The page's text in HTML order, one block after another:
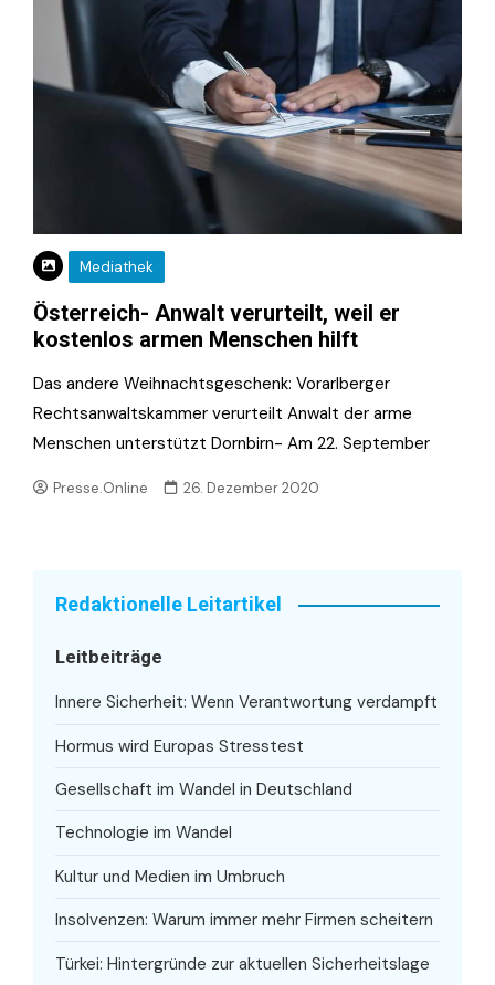
Mediathek
Österreich- Anwalt verurteilt, weil er
kostenlos armen Menschen hilft
Das andere Weihnachtsgeschenk: Vorarlberger
Rechtsanwaltskammer verurteilt Anwalt der arme
Menschen unterstützt Dornbirn- Am 22. September
Presse.Online 26. Dezember 2020
Redaktionelle Leitartikel
Leitbeiträge
Innere Sicherheit: Wenn Verantwortung verdampft
Hormus wird Europas Stresstest
Gesellschaft im Wandel in Deutschland
Technologie im Wandel
Kultur und Medien im Umbruch
Insolvenzen: Warum immer mehr Firmen scheitern
Türkei: Hintergründe zur aktuellen Sicherheitslage